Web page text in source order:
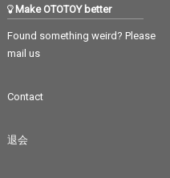
Make OTOTOY better
Found something weird? Please
mail us
Contact
退会